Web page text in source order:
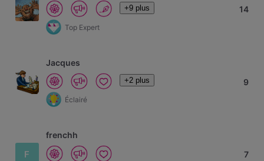
+9 plus
Top Expert
14
Jacques
+2 plus
Éclairé
9
F
frenchh
7